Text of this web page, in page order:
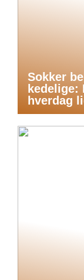
Sokker
kedelige:
hverdag